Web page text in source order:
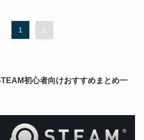
1 2
初心者向けおすすめまとめ一